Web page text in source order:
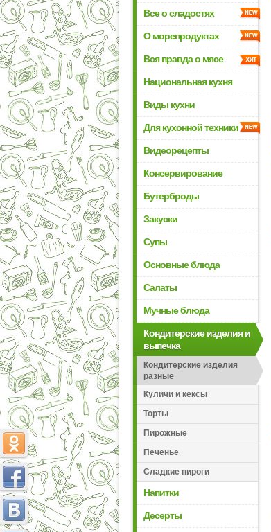
Все о сладостях
О морепродуктах
Вся правда о мясе
Национальная кухня
Виды кухни
Для кухонной техники
Видеорецепты
Консервирование
Бутерброды
Закуски
Супы
Основные блюда
Салаты
Мучные блюда
Кондитерские изделия и
выпечка
Кондитерские изделия
разные
Куличи и кексы
Торты
Пирожные
Печенье
Сладкие пироги
Напитки
Десерты